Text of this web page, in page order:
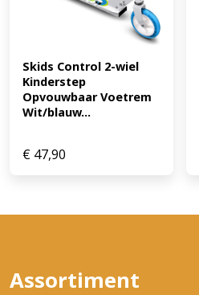
Skids Control 2-wiel
Kinderstep
Opvouwbaar Voetrem
Wit/blauw...
€ 47,90
Assortiment